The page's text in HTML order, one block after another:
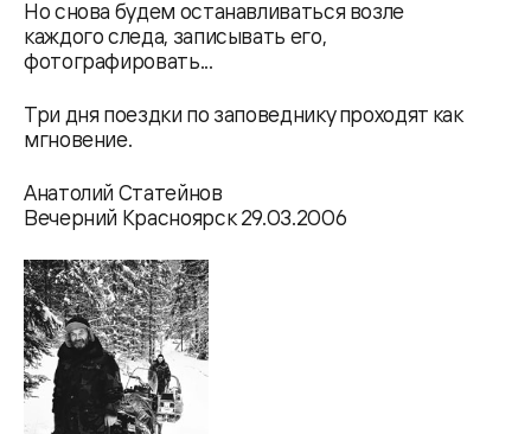
Но снова будем останавливаться возле
каждого следа, записывать его,
фотографировать...
Три дня поездки по заповеднику проходят как
мгновение.
Анатолий Статейнов
Вечерний Красноярск 29.03.2006